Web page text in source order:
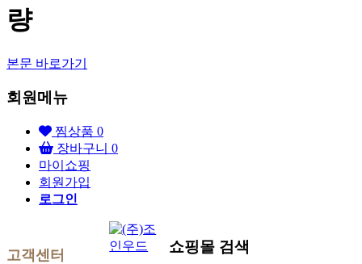
량
본문 바로가기
회원메뉴
찜상품 0
장바구니 0
마이쇼핑
회원가입
로그인
고객센터
쇼핑몰 검색